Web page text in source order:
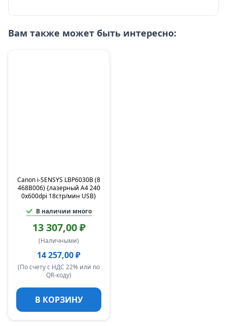
Вам также может быть интересно:
Canon i-SENSYS LBP6030B (8
468B006) {лазерный A4 240
0x600dpi 18стр/мин USB}
В наличии много
13 307,00 ₽
(Наличными)
14 257,00 ₽
(По счету с НДС 22% или по
QR-коду)
В КОРЗИНУ